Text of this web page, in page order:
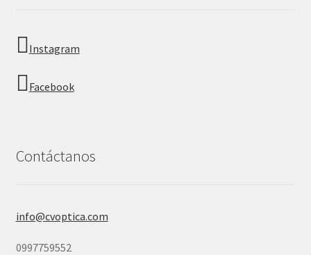
Instagram
Facebook
Contáctanos
info@cvoptica.com
0997759552